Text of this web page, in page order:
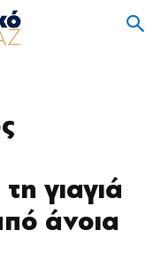
γιαγιά
άνοια